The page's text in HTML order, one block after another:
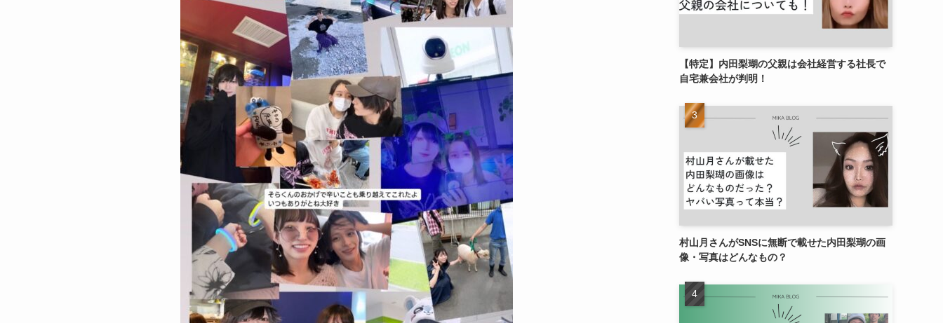
【特定】内田梨瑚の父親は会社経営する社長で
自宅兼会社が判明！
村山月さんがSNSに無断で載せた内田梨瑚の画
像・写真はどんなもの？